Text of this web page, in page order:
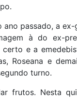
passado, a
à do ex-
e a
Roseana e
turno.
frutos. Nesta